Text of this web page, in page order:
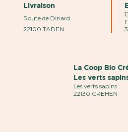
Livraison
Route de Dinard
22100 TADEN
La Coop Bio
Les verts
Les verts sapins
22130 CREHEN